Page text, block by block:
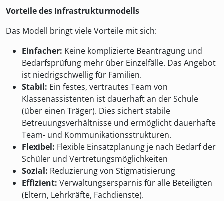
Vorteile des Infrastrukturmodells
Das Modell bringt viele Vorteile mit sich:
Einfacher: Keine komplizierte Beantragung und
Bedarfsprüfung mehr über Einzelfälle. Das Angebot
ist niedrigschwellig für Familien.
Stabil: Ein festes, vertrautes Team von
Klassenassistenten ist dauerhaft an der Schule
(über einen Träger). Dies sichert stabile
Betreuungsverhältnisse und ermöglicht dauerhafte
Team- und Kommunikationsstrukturen.
Flexibel: Flexible Einsatzplanung je nach Bedarf der
Schüler und Vertretungsmöglichkeiten
Sozial: Reduzierung von Stigmatisierung
Effizient: Verwaltungsersparnis für alle Beteiligten
(Eltern, Lehrkräfte, Fachdienste).